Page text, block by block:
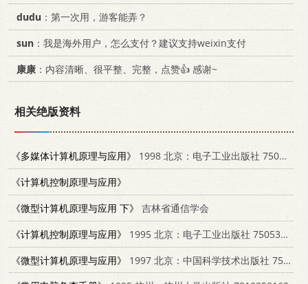
dudu ：第一次用，游客能弄？
sun ：我是海外用户，怎么支付？建议支持weixin支付
康康 ：内容清晰、很平整、完整，点赞👍 感谢~
相关绝版资料
《多媒体计算机原理与应用》
1998 北京：电子工业出版社 7505341200
《计算机控制原理与应用》
《微型计算机原理与应用 下》
吉林省通信学会
《计算机控制原理与应用》
1995 北京：电子工业出版社 7505329472
《微型计算机原理与应用》
1997 北京：中国科学技术出版社 7504621994